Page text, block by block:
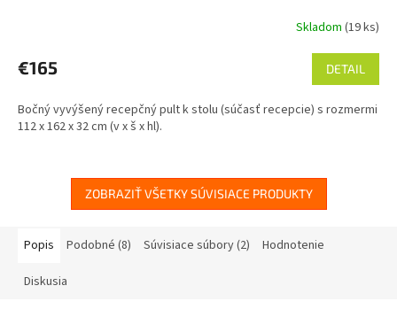
Skladom (19 ks)
€165 DETAIL
Bočný vyvýšený recepčný pult k stolu (súčasť recepcie) s rozmermi
112 x 162 x 32 cm (v x š x hl).
ZOBRAZIŤ VŠETKY SÚVISIACE PRODUKTY
Popis Podobné (8) Súvisiace súbory (2) Hodnotenie
Diskusia